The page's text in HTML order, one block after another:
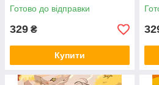
Готово до відправки
329 ₴
Купити